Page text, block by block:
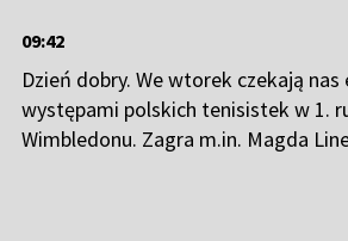
09:42
Dzień dobry. We wtorek czekają
występami polskich tenisistek w 1.
Wimbledonu. Zagra m.in. Magda